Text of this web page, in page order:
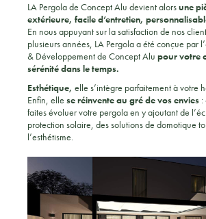
LA Pergola de Concept Alu devient alorsune
extérieure, facile d’entretien,
En nous appuyant sur la satisfaction de nos
plusieurs années, LA Pergola a été conçue par
& Développement de Concept Alu pour votre
sérénité dans le temps.
Esthétique, elle s’intègre parfaitement à votre
Enfin, elle se réinvente au gré de vos envies :
faites évoluer votre pergola en y ajoutant de
protection solaire, des solutions de domotique
l’esthétisme.